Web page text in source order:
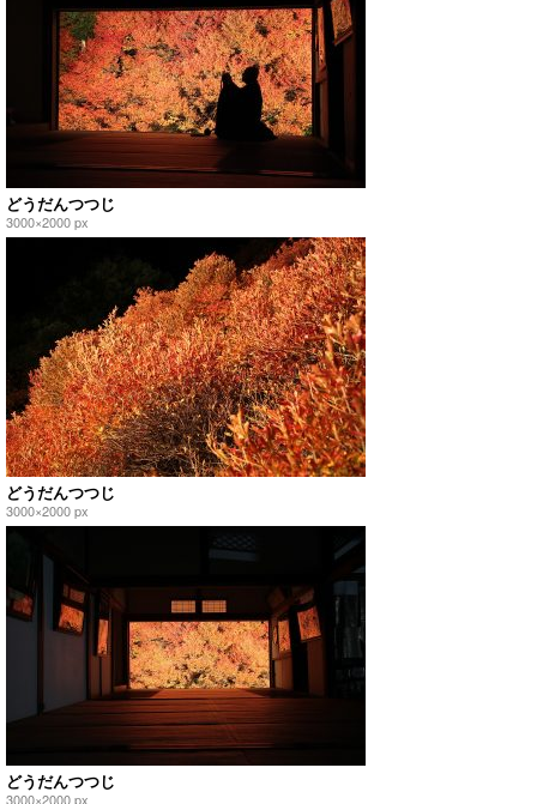
どうだんつつじ
3000×2000 px
どうだんつつじ
3000×2000 px
どうだんつつじ
3000×2000 px